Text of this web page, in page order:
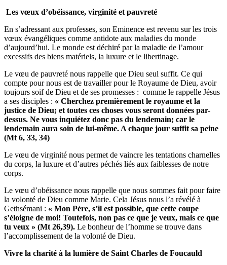
Les vœux d’obéissance, virginité et pauvreté
En s’adressant aux professes, son Eminence est revenu sur les trois
vœux évangéliques comme antidote aux maladies du monde
d’aujourd’hui. Le monde est déchiré par la maladie de l’amour
excessifs des biens matériels, la luxure et le libertinage.
Le vœu de pauvreté nous rappelle que Dieu seul suffit. Ce qui
compte pour nous est de travailler pour le Royaume de Dieu, avoir
toujours soif de Dieu et de ses promesses : comme le rappelle Jésus
a ses disciples : « Cherchez premièrement le royaume et la
justice de Dieu; et toutes ces choses vous seront données par-
dessus. Ne vous inquiétez donc pas du lendemain; car le
lendemain aura soin de lui-même. A chaque jour suffit sa peine
(Mt 6, 33, 34)
Le vœu de virginité nous permet de vaincre les tentations charnelles
du corps, la luxure et d’autres péchés liés aux faiblesses de notre
corps.
Le vœu d’obéissance nous rappelle que nous sommes fait pour faire
la volonté de Dieu comme Marie. Cela Jésus nous l’a révélé à
Gethsémani : « Mon Père, s’il est possible, que cette coupe
s’éloigne de moi! Toutefois, non pas ce que je veux, mais ce que
tu veux » (Mt 26,39). Le bonheur de l’homme se trouve dans
l’accomplissement de la volonté de Dieu.
Vivre la charité à la lumière de Saint Charles de Foucauld